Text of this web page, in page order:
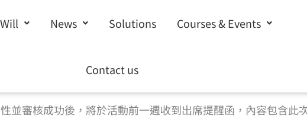
News Solutions Courses & Events
Contact us
並審核成功後，將於活動前一週收到出席提醒函，內容包含